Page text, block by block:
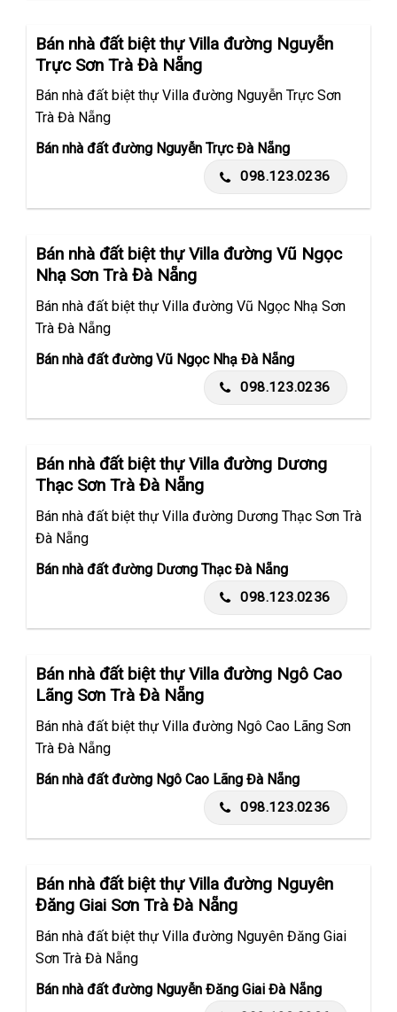
Bán nhà đất biệt thự Villa đường Nguyễn
Trực Sơn Trà Đà Nẵng
Bán nhà đất biệt thự Villa đường Nguyễn Trực Sơn
Trà Đà Nẵng
Bán nhà đất đường Nguyễn Trực Đà Nẵng
098.123.0236
Bán nhà đất biệt thự Villa đường Vũ Ngọc
Nhạ Sơn Trà Đà Nẵng
Bán nhà đất biệt thự Villa đường Vũ Ngọc Nhạ Sơn
Trà Đà Nẵng
Bán nhà đất đường Vũ Ngọc Nhạ Đà Nẵng
098.123.0236
Bán nhà đất biệt thự Villa đường Dương
Thạc Sơn Trà Đà Nẵng
Bán nhà đất biệt thự Villa đường Dương Thạc Sơn Trà
Đà Nẵng
Bán nhà đất đường Dương Thạc Đà Nẵng
098.123.0236
Bán nhà đất biệt thự Villa đường Ngô Cao
Lãng Sơn Trà Đà Nẵng
Bán nhà đất biệt thự Villa đường Ngô Cao Lãng Sơn
Trà Đà Nẵng
Bán nhà đất đường Ngô Cao Lãng Đà Nẵng
098.123.0236
Bán nhà đất biệt thự Villa đường Nguyên
Đăng Giai Sơn Trà Đà Nẵng
Bán nhà đất biệt thự Villa đường Nguyên Đăng Giai
Sơn Trà Đà Nẵng
Bán nhà đất đường Nguyễn Đăng Giai Đà Nẵng